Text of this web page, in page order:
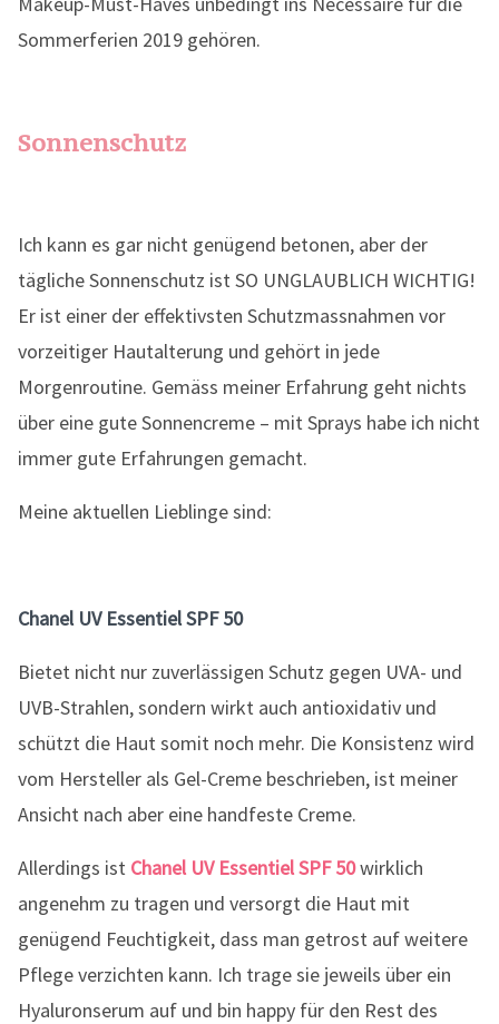
Sonnenschutz
Ich kann es gar nicht genügend betonen, aber der
tägliche Sonnenschutz ist SO UNGLAUBLICH WICHTIG!
Er ist einer der effektivsten Schutzmassnahmen vor
vorzeitiger Hautalterung und gehört in jede
Morgenroutine. Gemäss meiner Erfahrung geht nichts
über eine gute Sonnencreme – mit Sprays habe ich nicht
immer gute Erfahrungen gemacht.
Meine aktuellen Lieblinge sind:
Chanel UV Essentiel SPF 50
Bietet nicht nur zuverlässigen Schutz gegen UVA- und
UVB-Strahlen, sondern wirkt auch antioxidativ und
schützt die Haut somit noch mehr. Die Konsistenz wird
vom Hersteller als Gel-Creme beschrieben, ist meiner
Ansicht nach aber eine handfeste Creme.
Allerdings ist Chanel UV Essentiel SPF 50wirklich
angenehm zu tragen und versorgt die Haut mit
genügend Feuchtigkeit, dass man getrost auf weitere
Pflege verzichten kann. Ich trage sie jeweils über ein
Hyaluronserum auf und bin happy für den Rest des